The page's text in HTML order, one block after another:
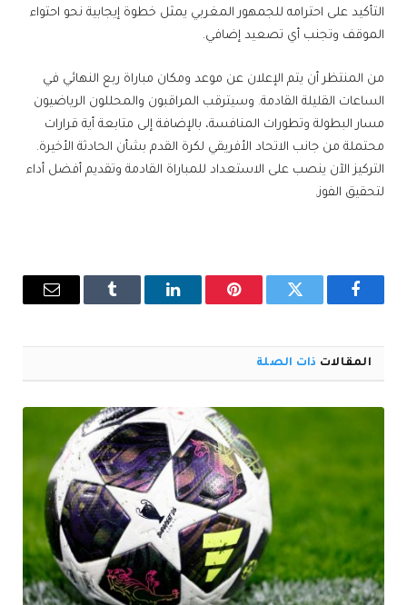
التأكيد على احترامه للجمهور المغربي يمثل خطوة إيجابية نحو احتواء
الموقف وتجنب أي تصعيد إضافي.
من المنتظر أن يتم الإعلان عن موعد ومكان مباراة ربع النهائي في
الساعات القليلة القادمة. وسيترقب المراقبون والمحللون الرياضيون
مسار البطولة وتطورات المنافسة، بالإضافة إلى متابعة أية قرارات
محتملة من جانب الاتحاد الأفريقي لكرة القدم بشأن الحادثة الأخيرة.
التركيز الآن ينصب على الاستعداد للمباراة القادمة وتقديم أفضل أداء
لتحقيق الفوز.
فيسبوك تويتر بينتيريستلينكدإن Tumblr
البريد
المقالات ذات الصلة